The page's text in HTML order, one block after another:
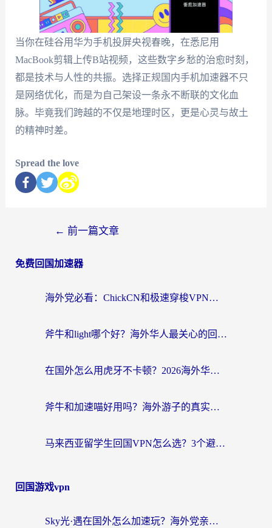
当你在硅谷用华为手机投屏央视春晚，在悉尼用
MacBook剪辑上传B站视频，这些数字乡愁的治愈时刻，
都是技术与人性的共振。选择正规国内手机加速器不只
是网络优化，而是为自己架设一条永不断联的文化血
脉。毕竟我们跨越的不仅是地理时区，更是心灵与故土
的精神时差。
Spread the love
← 前一篇文章
免费回国加速器
海外党必看：ChickCN和极速穿梭VPN好用吗？3招教你选对回国加速器无缝刷国内资源
斧牛和light哪个好？海外华人最关心的回国加速器选择难题，一篇讲透
在国外怎么用虎牙不卡顿？2026海外华人亲测有效的回国加速器选择指南
斧牛和加速喵好用吗？海外游子的真实选择困境
马来西亚留学生回国VPN怎么选？3个避坑点+1款实测好用的加速器推荐
回国游戏vpn
Sky光·遇在国外怎么加速玩？海外党亲测有效的国服游戏加速指南